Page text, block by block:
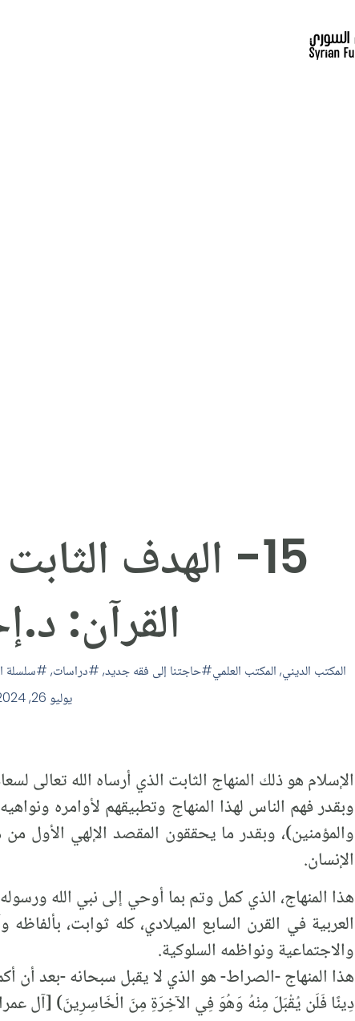
15- الهدف
القرآن:
المكتب الديني, المكتب العلمي حاجتنا إلى فقه جديد, دراسات,
سلسلة
يوليو 26, 2024
الإسلام هو ذلك المنهاج الثابت الذي أرساه الله تعالى
وبقدر فهم الناس لهذا المنهاج وتطبيقهم لأوامره
والمؤمنين)، وبقدر ما يحققون المقصد الإلهي الأول
الإنسان.
هذا المنهاج، الذي كمل وتم بما أوحي إلى نبي الله
العربية في القرن السابع الميلادي، كله ثوابت، بألفاظه
والاجتماعية ونواظمه السلوكية.
هذا المنهاج -الصراط- هو الذي لا يقبل سبحانه -بعد أن
دِينًا فَلَن يُقْبَلَ مِنْهُ وَهُوَ فِي الآخِرَةِ مِنَ الْخَاسِرِينَ) [آل عمران: